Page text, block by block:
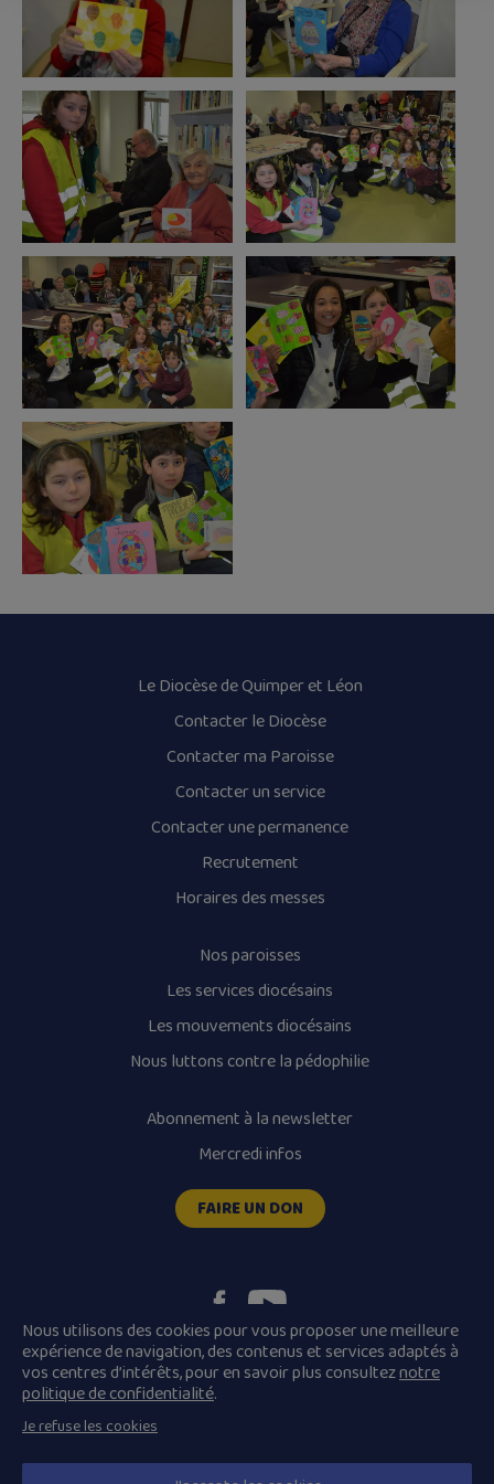
Le Diocèse de Quimper et Léon
Contacter le Diocèse
Contacter ma Paroisse
Contacter un service
Contacter une permanence
Recrutement
Horaires des messes
Nos paroisses
Les services diocésains
Les mouvements diocésains
Nous luttons contre la pédophilie
Abonnement à la newsletter
Mercredi infos
FAIRE UN DON
Plan du site
Mentions légales
Conditions Générales de Vente
Nous utilisons des cookies pour vous proposer une meilleure
expérience de navigation, des contenus et services adaptés à
vos centres d’intérêts, pour en savoir plus consulteznotre
politique de confidentialité.
Je refuse les cookies